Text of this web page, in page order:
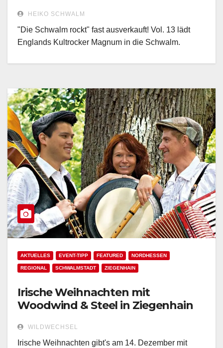
HEIKO SCHWALM
"Die Schwalm rockt" fast ausverkauft! Vol. 13 lädt
Englands Kultrocker Magnum in die Schwalm.
AKTUELLES EVENT-TIPP FEATURED NORDHESSEN
REGIONAL SCHWALMSTADT ZIEGENHAIN
Irische Weihnachten mit
Woodwind & Steel in Ziegenhain
WILDWECHSEL
Irische Weihnachten gibt's am 14. Dezember mit